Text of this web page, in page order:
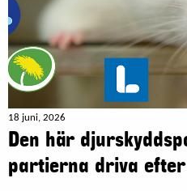
18 juni, 2026
Den här
partierna driva